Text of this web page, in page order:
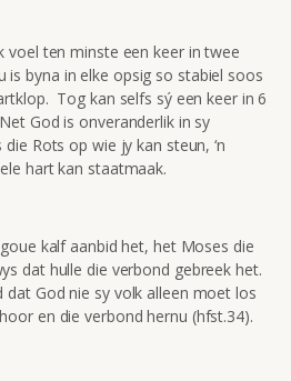
voel ten minste een keer in twee
byna in elke opsig so stabiel soos
Tog kan selfs sý een keer in 6
God is onveranderlik in sy
Rots op wie jy kan steun, ‘n
hart kan staatmaak.
kalf aanbid het, het Moses die
dat hulle die verbond gebreek het.
dat God nie sy volk alleen moet los
en die verbond hernu (hfst.34).